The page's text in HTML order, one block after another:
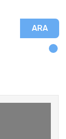
ARA